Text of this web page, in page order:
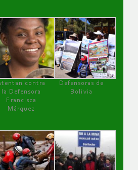
contra
la Defensora
Francisca
Márquez
Defensoras de
Bolivia